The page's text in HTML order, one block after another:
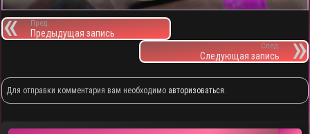
Пред.
Предыдущая запись
След.
Следующая запись
Для отправки комментария вам необходимо авторизоваться.